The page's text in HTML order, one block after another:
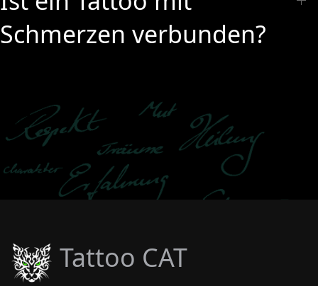
Schmerzen verbunden?
Tattoo CAT